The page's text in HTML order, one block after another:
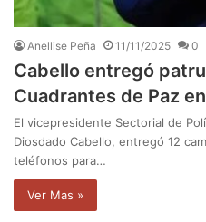
Anellise Peña 11/11/2025 0
Cabello entregó
Cuadrantes de Paz
El vicepresidente Sectorial de
Diosdado Cabello, entregó 12
teléfonos para…
Ver Mas »